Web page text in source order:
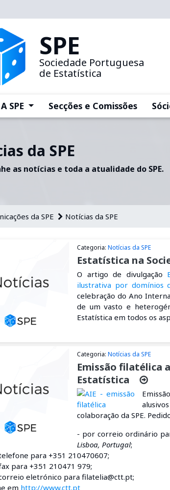
SPE
Sociedade Portuguesa
de Estatística
A SPE (current)Secções e Comissões
da SPE
as notícias e toda a atualidade do SPE.
da SPE Notícias da SPE
Categoria: Notícias da SPE
Estatística na
O artigo de divulgação
ilustrativa por domínios
celebração do Ano
de um vasto e
Estatística em todos os
Categoria: Notícias da SPE
Emissão filatélica
Estatística
colaboração da SPE.
- por correio ordinário
Lisboa, Portugal;
para +351 210470607;
para +351 210471 979;
eletrónico para filatelia@ctt.pt;
em http://www.ctt.pt